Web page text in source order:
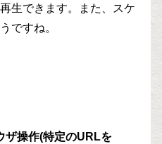
生できます。また、スケ
ですね。
ザ操作(特定のURLを